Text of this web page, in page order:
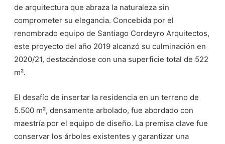
de arquitectura que abraza la naturaleza sin
comprometer su elegancia. Concebida por el
renombrado equipo de Santiago Cordeyro Arquitectos,
este proyecto del año 2019 alcanzó su culminación en
2020/21, destacándose con una superficie total de 522
m².
El desafío de insertar la residencia en un terreno de
5.500 m², densamente arbolado, fue abordado con
maestría por el equipo de diseño. La premisa clave fue
conservar los árboles existentes y garantizar una